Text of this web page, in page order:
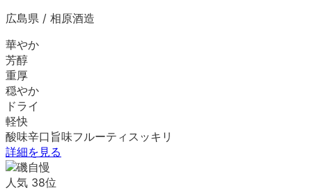
広島県 / 相原酒造
華やか
芳醇
重厚
穏やか
ドライ
軽快
酸味辛口 旨味フルーティ スッキリ
詳細を見る
人気 38位